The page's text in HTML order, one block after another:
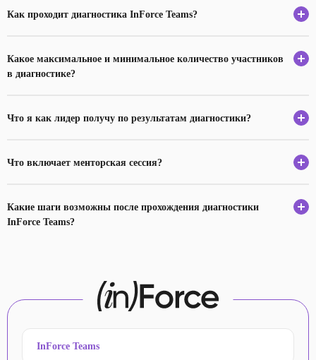
Как проходит диагностика InForce Teams?
Какое максимальное и минимальное количество участников
в диагностике?
Что я как лидер получу по результатам диагностики?
Что включает менторская сессия?
Какие шаги возможны после прохождения диагностики
InForce Teams?
InForce Teams